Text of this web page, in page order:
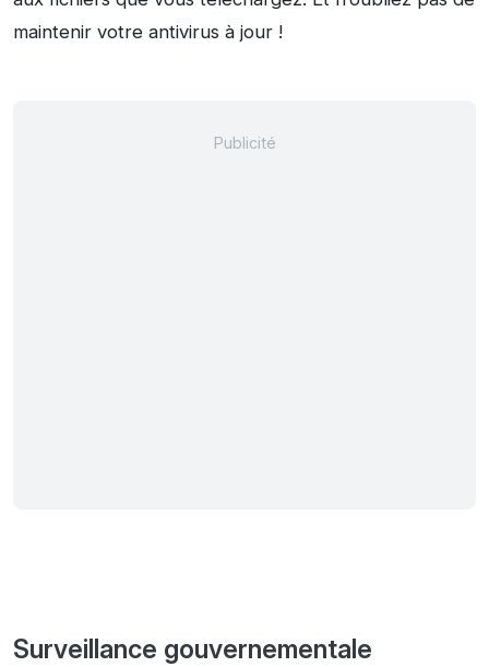
maintenir votre antivirus à jour !
Surveillance gouvernementale